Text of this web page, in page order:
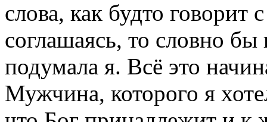
слова, как будто
соглашаясь, то словно
подумала я. Всё это
Мужчина, которого я